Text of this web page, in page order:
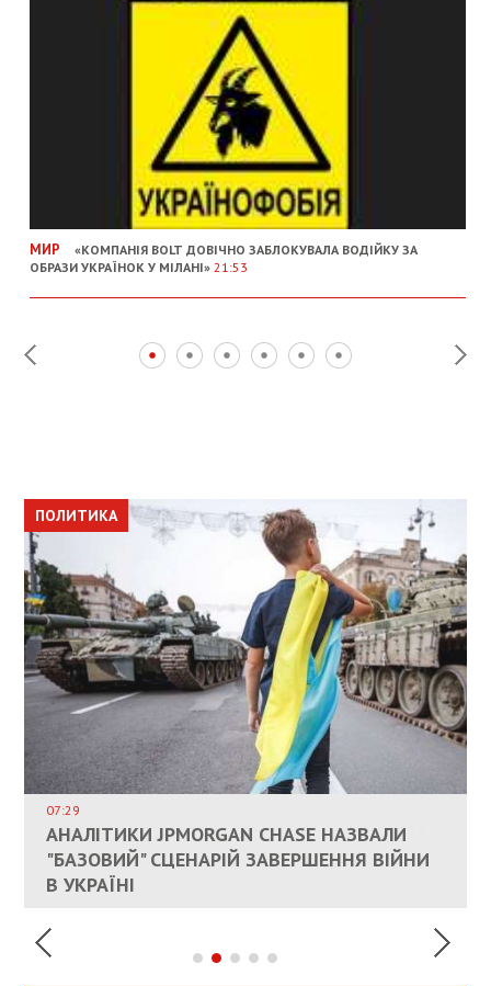
МИР
«КОМПАНІЯ BOLT ДОВІЧНО ЗАБЛОКУВАЛА ВОДІЙКУ ЗА
ОБРАЗИ УКРАЇНОК У МІЛАНІ»21:53
ПОЛИТИКА
КАНДИДАТ В ПРЕМЬЕРЫ ПОЛЬШИ ПРИЗВАЛ
ЕС ПРЕКРАТИТЬ ВОЕННУЮ ПОМОЩЬ
УКРАИНЕ
ПОЛИТИКА
07:29
АНАЛІТИКИ JPMORGAN CHASE НАЗВАЛИ
"БАЗОВИЙ" СЦЕНАРІЙ ЗАВЕРШЕННЯ ВІЙНИ
В УКРАЇНІ
ОБЩЕСТВО
ВЛАСНИКАМ ЗРУЙНОВАНОГО ЖИТЛА
ДОЗВОЛИЛИ НЕ ПЛАТИТИ ЗА КОМУНАЛКУ
ПОЛИТИКА
ИНТЕГРАЦИЯ УКРАИНЫ В НАТО ВРЯД ЛИ
СОСТОИТСЯ В БЛИЖАЙШЕЕ ВРЕМЯ, –
РЮТТЕ
ЭКОНОМИКА
ПАЛИВНИЙ РИНОК РОЗІГРІЛИ ШТУЧНО:
АНАЛІТИКИ ЗВИНУВАТИЛИ АЗС У
СПЕКУЛЯЦІЇ